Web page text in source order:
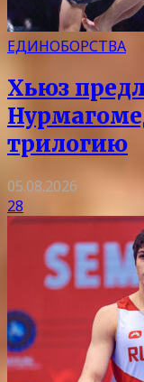
ЕДИНОБОРСТВА
Хьюз
трилогию
05.08.2026
28